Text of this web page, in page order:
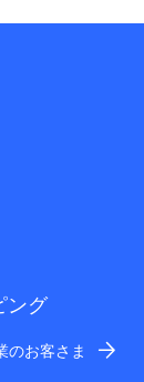
ング
のお客さま